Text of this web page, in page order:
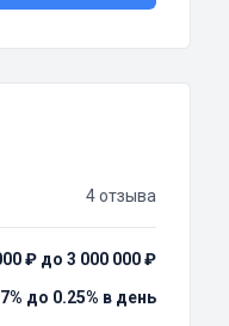
4 отзыва
₽ до 3 000 000 ₽
до 0.25% в день